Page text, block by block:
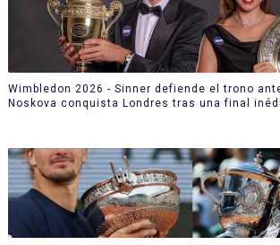
Wimbledon 2026 - Sinner defiende el trono
Noskova conquista Londres tras una final